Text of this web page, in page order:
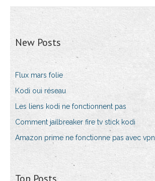
New Posts
Flux mars folie
Kodi oui réseau
Les liens kodi ne fonctionnent pas
Comment jailbreaker fire tv stick kodi
Amazon prime ne fonctionne pas avec vpn